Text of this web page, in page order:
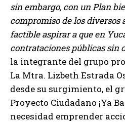
sin embargo, con un Plan
compromiso de los diversos
factible aspirar a que en
contrataciones públicas sin
la integrante del grupo
La Mtra. Lizbeth Estrada
desde su surgimiento, el
Proyecto Ciudadano ¡Ya
necesidad emprender